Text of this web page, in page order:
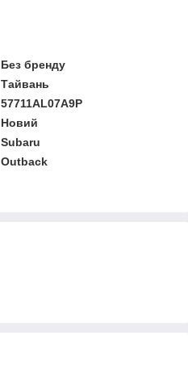
Без бренду
Тайвань
57711AL07A9P
Новий
Subaru
Outback